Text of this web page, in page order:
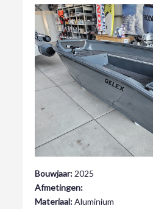
Bouwjaar: 2025
Afmetingen:
Materiaal:Aluminium